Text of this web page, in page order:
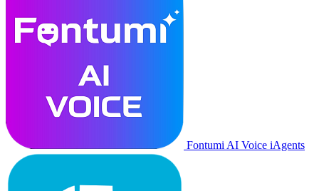
Fontumi AI Voice iAgents